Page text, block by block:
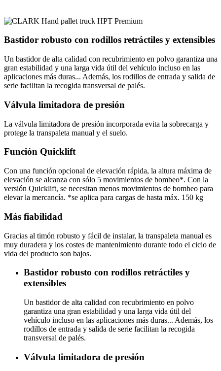
Bastidor robusto con rodillos retráctiles y extensibles
Un bastidor de alta calidad con recubrimiento en polvo garantiza una
gran estabilidad y una larga vida útil del vehículo incluso en las
aplicaciones más duras... Además, los rodillos de entrada y salida de
serie facilitan la recogida transversal de palés.
Válvula limitadora de presión
La válvula limitadora de presión incorporada evita la sobrecarga y
protege la transpaleta manual y el suelo.
Función Quicklift
Con una función opcional de elevación rápida, la altura máxima de
elevación se alcanza con sólo 5 movimientos de bombeo*. Con la
versión Quicklift, se necesitan menos movimientos de bombeo para
elevar la mercancía. *se aplica para cargas de hasta máx. 150 kg
Más fiabilidad
Gracias al timón robusto y fácil de instalar, la transpaleta manual es
muy duradera y los costes de mantenimiento durante todo el ciclo de
vida del producto son bajos.
Bastidor robusto con rodillos retráctiles y
extensibles
Un bastidor de alta calidad con recubrimiento en polvo
garantiza una gran estabilidad y una larga vida útil del
vehículo incluso en las aplicaciones más duras... Además, los
rodillos de entrada y salida de serie facilitan la recogida
transversal de palés.
Válvula limitadora de presión